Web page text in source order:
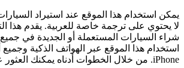
يمكن استخدام هذا الموقع عند استيراد
لا يحتوي على ترجمة خاصة للعربية. يقدم هذا
شراء السيارات المستعملة أو الجديدة في جميع
iPhone. من خلال الخطوات أدناه يمكنك العثور على سيارة: